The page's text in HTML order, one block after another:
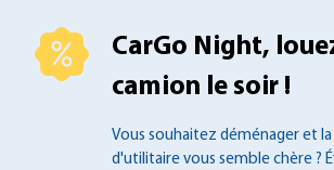
CarGo Night,
camion le soir !
Vous souhaitez déménager et
d'utilitaire vous semble chère ?